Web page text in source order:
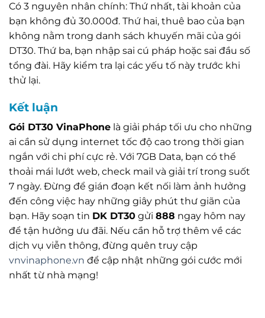
Có 3 nguyên nhân chính: Thứ nhất, tài khoản của
bạn không đủ 30.000đ. Thứ hai, thuê bao của bạn
không nằm trong danh sách khuyến mãi của gói
DT30. Thứ ba, bạn nhập sai cú pháp hoặc sai đầu số
tổng đài. Hãy kiểm tra lại các yếu tố này trước khi
thử lại.
Kết luận
Gói DT30 VinaPhone là giải pháp tối ưu cho những
ai cần sử dụng internet tốc độ cao trong thời gian
ngắn với chi phí cực rẻ. Với 7GB Data, bạn có thể
thoải mái lướt web, check mail và giải trí trong suốt
7 ngày. Đừng để gián đoạn kết nối làm ảnh hưởng
đến công việc hay những giây phút thư giãn của
bạn. Hãy soạn tin DK DT30 gửi 888 ngay hôm nay
để tận hưởng ưu đãi. Nếu cần hỗ trợ thêm về các
dịch vụ viễn thông, đừng quên truy cập
vnvinaphone.vn để cập nhật những gói cước mới
nhất từ nhà mạng!